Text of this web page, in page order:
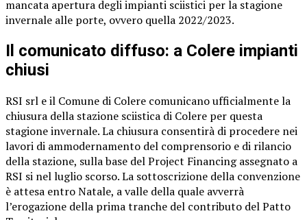
mancata apertura degli impianti sciistici per la stagione
invernale alle porte, ovvero quella 2022/2023.
Il comunicato diffuso: a Colere impianti
chiusi
RSI srl e il Comune di Colere comunicano ufficialmente la
chiusura della stazione sciistica di Colere per questa
stagione invernale. La chiusura consentirà di procedere nei
lavori di ammodernamento del comprensorio e di rilancio
della stazione, sulla base del Project Financing assegnato a
RSI si nel luglio scorso. La sottoscrizione della convenzione
è attesa entro Natale, a valle della quale avverrà
l’erogazione della prima tranche del contributo del Patto